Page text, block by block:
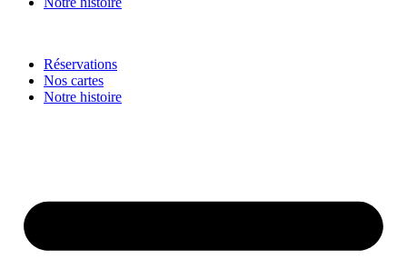
Réservations
Nos cartes
Notre histoire